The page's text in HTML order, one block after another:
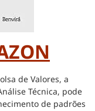
de Valores, a
Técnica, pode
de padrões